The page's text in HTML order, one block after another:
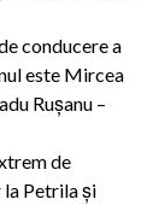
conducere a
este Mircea
Ruşanu –
de
la Petrila şi